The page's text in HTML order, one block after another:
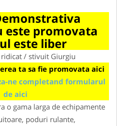
este promovata
este liber
ridicat / stivuit Giurgiu
ta sa fie promovata aici
ne completand formularul
de aici
o gama larga de echipamente
poduri rulante,